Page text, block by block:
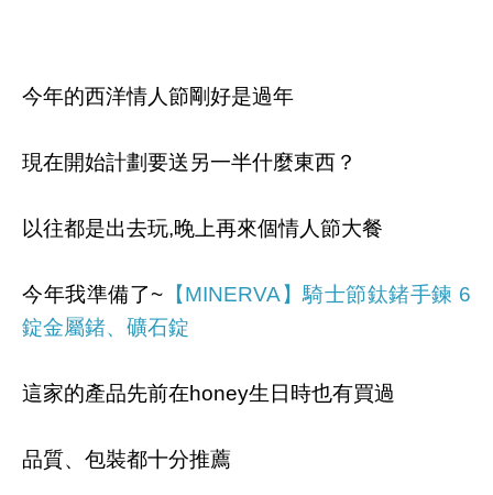
今年的西洋情人節剛好是過年
現在開始計劃要送另一半什麼東西？
以往都是出去玩,晚上再來個情人節大餐
今年我準備了~ 【MINERVA】騎士節鈦鍺手鍊 6
錠金屬鍺、礦石錠
這家的產品先前在honey生日時也有買過
品質、包裝都十分推薦